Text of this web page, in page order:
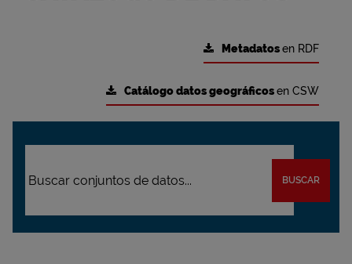
Metadatosen RDF
Catálogo datos geográficosen CSW
BUSCAR